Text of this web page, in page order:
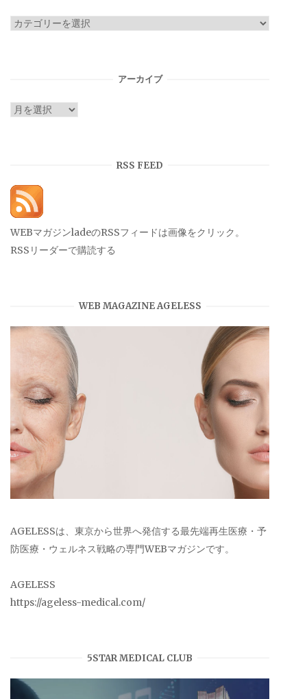
カ
アーカイブ
ア
RSS FEED
WEBマガジンladeのRSSフィードは画像をクリック。
RSSリーダーで購読する
WEB MAGAZINE AGELESS
AGELESSは、東京から世界へ発信する最先端再生医療・予
防医療・ウェルネス戦略の専門WEBマガジンです。
AGELESS
https://ageless-medical.com/
5STAR MEDICAL CLUB